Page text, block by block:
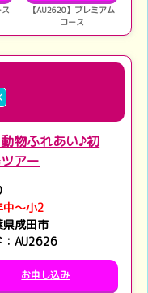
【AU2620】プレミアム
コース
物ふれあい♪初
アー
中～小2
県成田市
：AU2626
お申し込み